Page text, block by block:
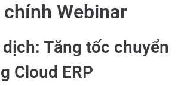
Webinar
Tăng tốc chuyển
Cloud ERP